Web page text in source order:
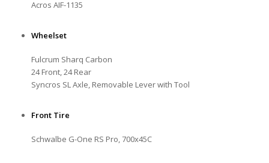
Acros AIF-1135
Wheelset
Fulcrum Sharq Carbon
24 Front, 24 Rear
Syncros SL Axle, Removable Lever with Tool
Front Tire
Schwalbe G-One RS Pro, 700x45C